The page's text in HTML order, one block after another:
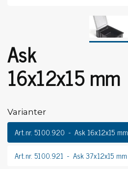
Ask
16x12x15 mm
Varianter
Art.nr. 5100.920
Ask 16x12x15 mm
Art.nr. 5100.921
Ask 37x12x15 mm